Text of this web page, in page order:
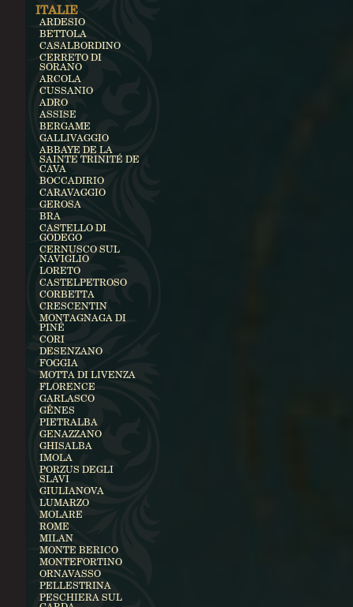
ITALIE
ARDESIO
BETTOLA
CASALBORDINO
CERRETO DI
SORANO
ARCOLA
CUSSANIO
ADRO
ASSISE
BERGAME
GALLIVAGGIO
ABBAYE DE LA
SAINTE TRINITÉ DE
CAVA
BOCCADIRIO
CARAVAGGIO
GEROSA
BRA
CASTELLO DI
GODEGO
CERNUSCO SUL
NAVIGLIO
LORETO
CASTELPETROSO
CORBETTA
CRESCENTIN
MONTAGNAGA DI
PINÉ
CORI
DESENZANO
FOGGIA
MOTTA DI LIVENZA
FLORENCE
GARLASCO
GÊNES
PIETRALBA
GENAZZANO
GHISALBA
IMOLA
PORZUS DEGLI
SLAVI
GIULIANOVA
LUMARZO
MOLARE
ROME
MILAN
MONTE BERICO
MONTEFORTINO
ORNAVASSO
PELLESTRINA
PESCHIERA SUL